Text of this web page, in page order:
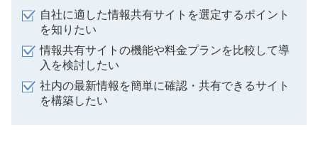
自社に適した情報共有サイトを選定するポイント
を知りたい
情報共有サイトの機能や料金プランを比較して導
入を検討したい
社内の最新情報を簡単に確認・共有できるサイト
を構築したい